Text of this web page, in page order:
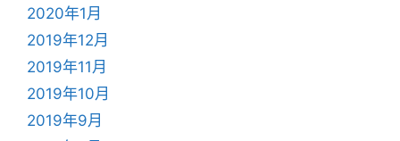
2020年1月
2019年12月
2019年11月
2019年10月
2019年9月